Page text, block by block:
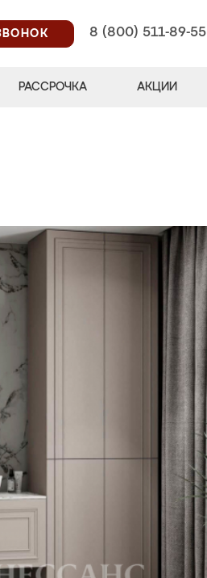
8 (800) 511-89-55
РАССРОЧКА АКЦИИ